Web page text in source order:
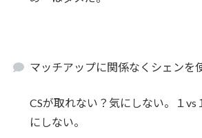
マッチアップに関係なくシェンを
CSが取れない？気にしない。１vs
にしない。